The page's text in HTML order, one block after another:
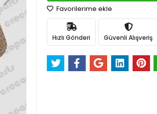
Favorilerime ekle
Hızlı Gönderi Güvenli Alışveriş